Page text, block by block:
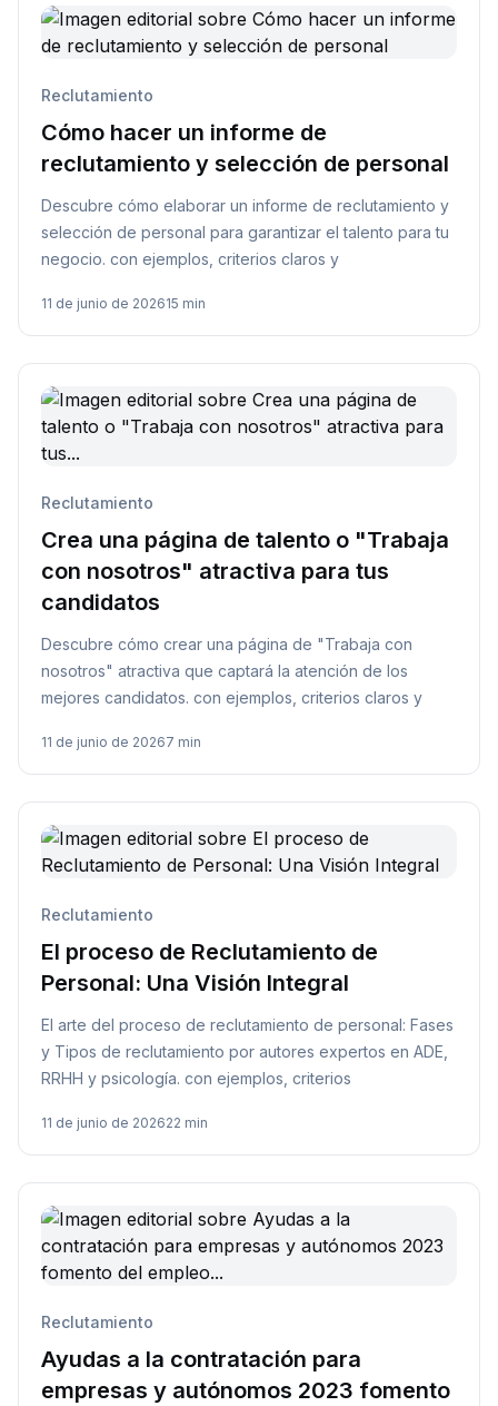
Reclutamiento
Cómo hacer un informe de
reclutamiento y selección de personal
Descubre cómo elaborar un informe de reclutamiento y
selección de personal para garantizar el talento para tu
negocio. con ejemplos, criterios claros y
11 de junio de 202615 min
Reclutamiento
Crea una página de talento o "Trabaja
con nosotros" atractiva para tus
candidatos
Descubre cómo crear una página de "Trabaja con
nosotros" atractiva que captará la atención de los
mejores candidatos. con ejemplos, criterios claros y
11 de junio de 20267 min
Reclutamiento
El proceso de Reclutamiento de
Personal: Una Visión Integral
El arte del proceso de reclutamiento de personal: Fases
y Tipos de reclutamiento por autores expertos en ADE,
RRHH y psicología. con ejemplos, criterios
11 de junio de 202622 min
Reclutamiento
Ayudas a la contratación para
empresas y autónomos 2023 fomento